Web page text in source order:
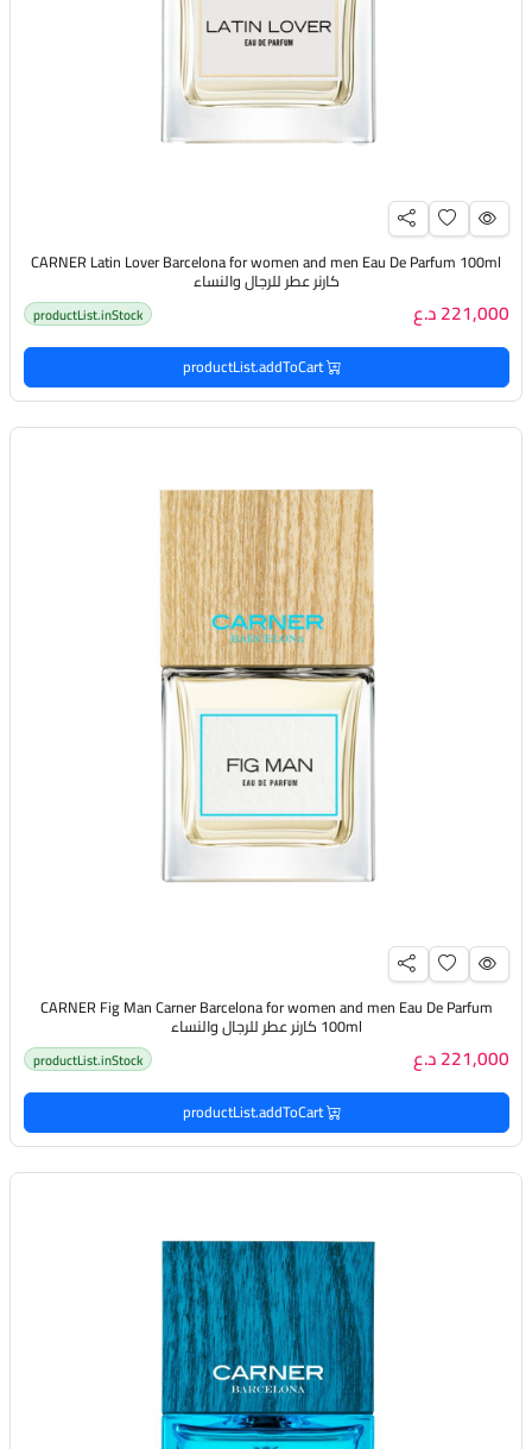
CARNER Latin Lover Barcelona for women and men Eau De Parfum 100ml
كارنر عطر للرجال والنساء
221,000 د.ع productList.inStock
productList.addToCart
CARNER Fig Man Carner Barcelona for women and men Eau De Parfum
100ml كارنر عطر للرجال والنساء
221,000 د.ع productList.inStock
productList.addToCart